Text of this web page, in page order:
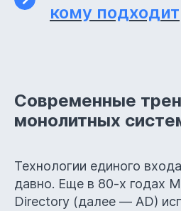
кому подходит
Современные
монолитных
Технологии единого
давно. Еще в 80-х годах
Directory (далее — AD)